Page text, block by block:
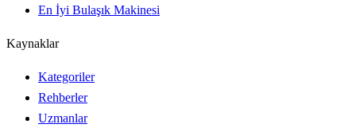
En İyi Bulaşık Makinesi
Kaynaklar
Kategoriler
Rehberler
Uzmanlar